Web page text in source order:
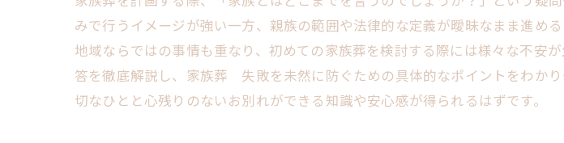
みで行うイメージが強い一方、親族の範囲や法律的な定義が曖昧なまま進め
地域ならではの事情も重なり、初めての家族葬を検討する際には様々な不安
答を徹底解説し、家族葬 失敗を未然に防ぐための具体的なポイントをわか
切なひとと心残りのないお別れができる知識や安心感が得られるはずです。